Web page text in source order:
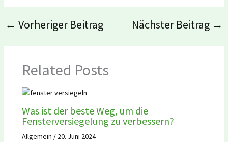
← Vorheriger Beitrag Nächster Beitrag →
Related Posts
Was ist der beste Weg, um die
Fensterversiegelung zu verbessern?
Allgemein / 20. Juni 2024